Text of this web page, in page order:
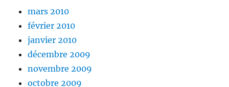
mars 2010
février 2010
janvier 2010
décembre 2009
novembre 2009
octobre 2009